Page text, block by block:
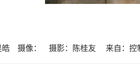
皓 摄像： 摄影：陈桂友 来自：控